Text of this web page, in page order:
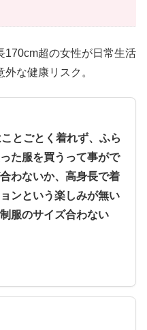
170cm超の女性が日常生活
な健康リスク。
とごとく着れず、ふら
た服を買うって事がで
わないか、高身長で着
ンという楽しみが無い
服のサイズ合わない